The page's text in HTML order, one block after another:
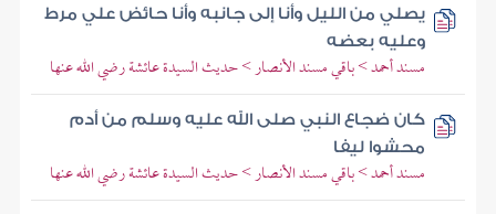
يصلي من الليل وأنا إلى جانبه وأنا حائض علي مرط
وعليه بعضه
مسند أحمد > باقي مسند الأنصار > حديث السيدة عائشة رضي الله عنها
كان ضجاع النبي صلى الله عليه وسلم من أدم
محشوا ليفا
مسند أحمد > باقي مسند الأنصار > حديث السيدة عائشة رضي الله عنها